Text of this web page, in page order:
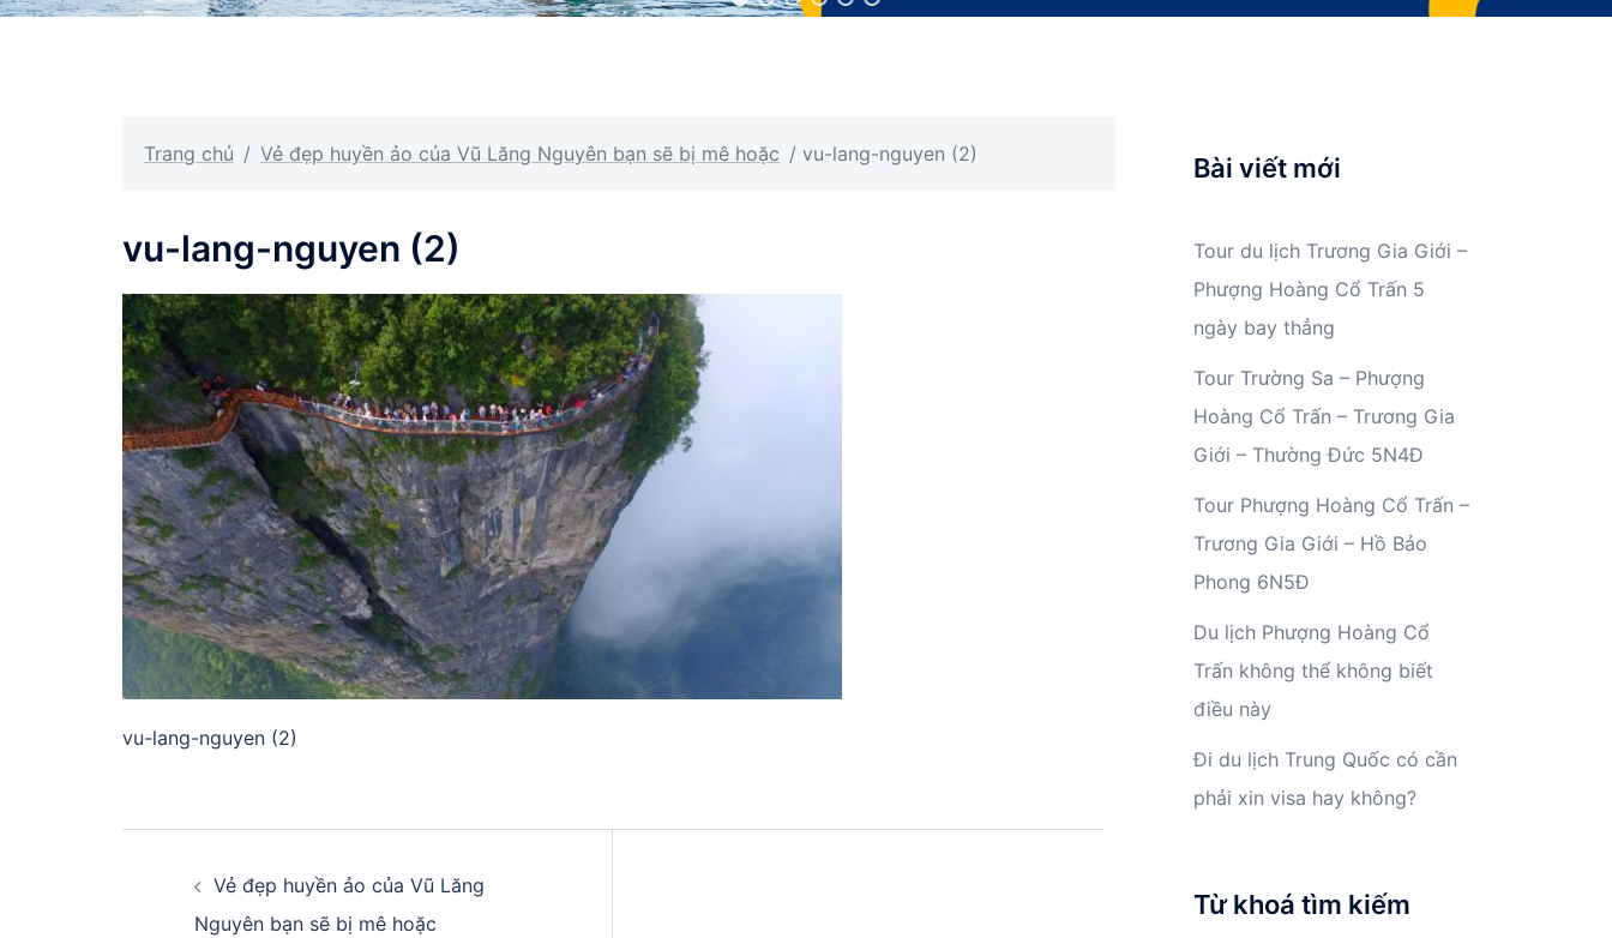
Trang chủ / Vẻ đẹp huyền ảo của Vũ Lăng Nguyên bạn sẽ bị mê hoặc / vu-lang-nguyen (2)
vu-lang-nguyen (2)
vu-lang-nguyen (2)
hướngVẻ đẹp huyền ảo của Vũ Lăng
Nguyên bạn sẽ bị mê hoặc
Bài viết mới
Tour du lịch Trương Gia Giới –
Phượng Hoàng Cổ Trấn 5
ngày bay thẳng
Tour Trường Sa – Phượng
Hoàng Cổ Trấn – Trương Gia
Giới – Thường Đức 5N4Đ
Tour Phượng Hoàng Cổ Trấn –
Trương Gia Giới – Hồ Bảo
Phong 6N5Đ
Du lịch Phượng Hoàng Cổ
Trấn không thể không biết
điều này
Đi du lịch Trung Quốc có cần
phải xin visa hay không?
Từ khoá tìm kiếm